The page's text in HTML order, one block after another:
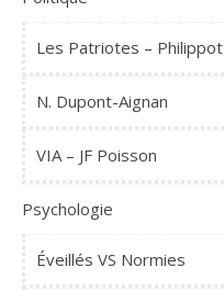
Les Patriotes – Philippot
N. Dupont-Aignan
VIA – JF Poisson
Psychologie
Éveillés VS Normies